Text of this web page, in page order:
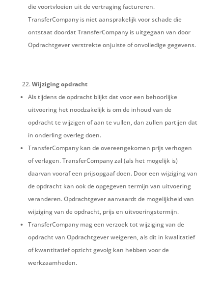
die voortvloeien uit de vertraging factureren.
TransferCompany is niet aansprakelijk voor schade die
ontstaat doordat TransferCompany is uitgegaan van door
Opdrachtgever verstrekte onjuiste of onvolledige gegevens.
Wijziging opdracht
Als tijdens de opdracht blijkt dat voor een behoorlijke
uitvoering het noodzakelijk is om de inhoud van de
opdracht te wijzigen of aan te vullen, dan zullen partijen dat
in onderling overleg doen.
TransferCompany kan de overeengekomen prijs verhogen
of verlagen. TransferCompany zal (als het mogelijk is)
daarvan vooraf een prijsopgaaf doen. Door een wijziging van
de opdracht kan ook de opgegeven termijn van uitvoering
veranderen. Opdrachtgever aanvaardt de mogelijkheid van
wijziging van de opdracht, prijs en uitvoeringstermijn.
TransferCompany mag een verzoek tot wijziging van de
opdracht van Opdrachtgever weigeren, als dit in kwalitatief
of kwantitatief opzicht gevolg kan hebben voor de
werkzaamheden.